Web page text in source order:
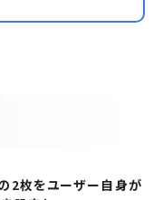
2枚をユーザー自身が